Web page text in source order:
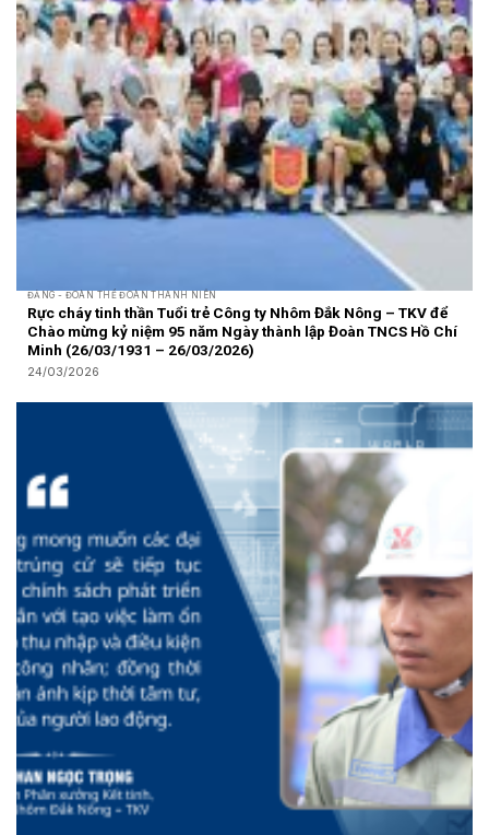
ĐẢNG - ĐOÀN THỂ ĐOÀN THANH NIÊN
Rực cháy tinh thần Tuổi trẻ Công ty Nhôm Đắk Nông – TKV để
Chào mừng kỷ niệm 95 năm Ngày thành lập Đoàn TNCS Hồ Chí
Minh (26/03/1931 – 26/03/2026)
24/03/2026